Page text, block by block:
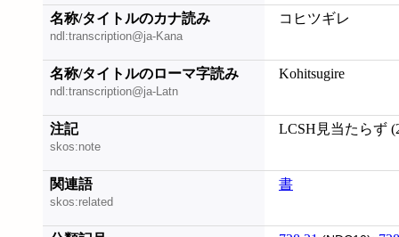
名称/タイトルのカナ読み
ndl:transcription@ja-Kana
コヒツギレ
名称/タイトルのローマ字読み
ndl:transcription@ja-Latn
Kohitsugire
注記
skos:note
LCSH見当たらず
関連語
skos:related
書